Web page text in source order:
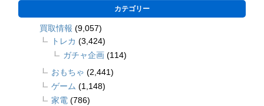
カテゴリー
買取情報 (9,057)
トレカ (3,424)
ガチャ企画 (114)
おもちゃ (2,441)
ゲーム (1,148)
家電 (786)